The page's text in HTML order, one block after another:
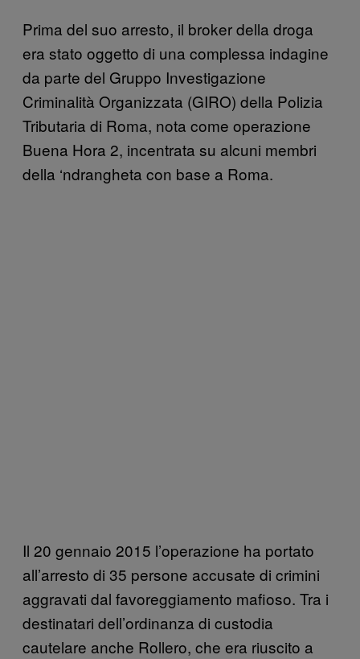
Prima del suo arresto, il broker della droga
era stato oggetto di una complessa indagine
da parte del Gruppo Investigazione
Criminalità Organizzata (GIRO) della Polizia
Tributaria di Roma, nota come operazione
Buena Hora 2, incentrata su alcuni membri
della ‘ndrangheta con base a Roma.
Il 20 gennaio 2015 l’operazione ha portato
all’arresto di 35 persone accusate di crimini
aggravati dal favoreggiamento mafioso. Tra i
destinatari dell’ordinanza di custodia
cautelare anche Rollero, che era riuscito a